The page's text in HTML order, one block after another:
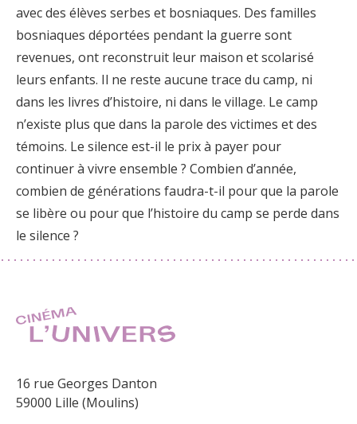
avec des élèves serbes et bosniaques. Des familles
bosniaques déportées pendant la guerre sont
revenues, ont reconstruit leur maison et scolarisé
leurs enfants. Il ne reste aucune trace du camp, ni
dans les livres d’histoire, ni dans le village. Le camp
n’existe plus que dans la parole des victimes et des
témoins. Le silence est-il le prix à payer pour
continuer à vivre ensemble ? Combien d’année,
combien de générations faudra-t-il pour que la parole
se libère ou pour que l’histoire du camp se perde dans
le silence ?
16 rue Georges Danton
59000 Lille (Moulins)